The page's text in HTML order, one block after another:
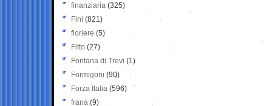
finanziaria (325)
Fini (821)
fioriere (5)
Fitto (27)
Fontana di Trevi (1)
Formigoni (90)
Forza Italia (596)
frana (9)